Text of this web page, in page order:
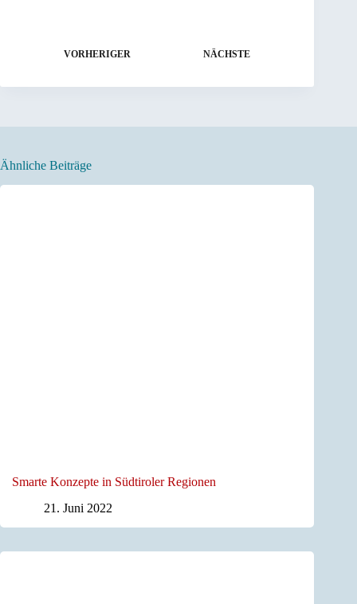
VORHERIGER NÄCHSTE
Ähnliche Beiträge
Smarte Konzepte in Südtiroler Regionen
21. Juni 2022